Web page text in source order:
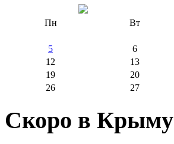
Пн
Вт
5 6
12
13
19
20
26
27
Скоро в Крыму